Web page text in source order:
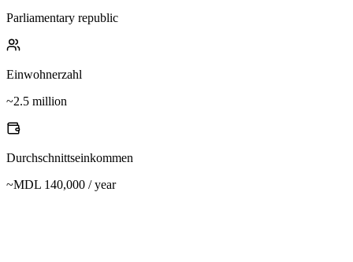
Parliamentary republic
Einwohnerzahl
~2.5 million
Durchschnittseinkommen
~MDL 140,000 / year